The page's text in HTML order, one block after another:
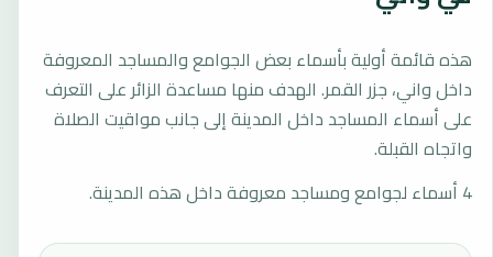
هذه قائمة أولية بأسماء بعض الجوامع والمساجد المعروفة
داخل واني، جزر القمر. الهدف منها مساعدة الزائر على التعرف
على أسماء المساجد داخل المدينة إلى جانب مواقيت الصلاة
واتجاه القبلة.
4 أسماء لجوامع ومساجد معروفة داخل هذه المدينة.